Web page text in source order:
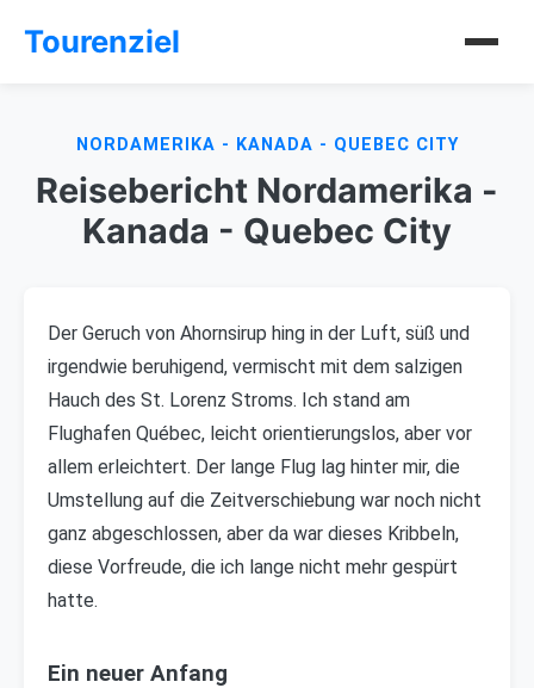
Tourenziel
NORDAMERIKA - KANADA - QUEBEC CITY
Reisebericht Nordamerika -
Kanada - Quebec City
Der Geruch von Ahornsirup hing in der Luft, süß und
irgendwie beruhigend, vermischt mit dem salzigen
Hauch des St. Lorenz Stroms. Ich stand am
Flughafen Québec, leicht orientierungslos, aber vor
allem erleichtert. Der lange Flug lag hinter mir, die
Umstellung auf die Zeitverschiebung war noch nicht
ganz abgeschlossen, aber da war dieses Kribbeln,
diese Vorfreude, die ich lange nicht mehr gespürt
hatte.
Ein neuer Anfang